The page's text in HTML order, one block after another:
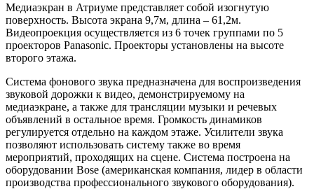
Медиаэкран в Атриуме представляет собой изогнутую
поверхность. Высота экрана 9,7м, длина – 61,2м.
Видеопроекция осуществляется из 6 точек группами по 5
проекторов Panasonic. Проекторы установлены на высоте
второго этажа.
Система фонового звука предназначена для воспроизведения
звуковой дорожки к видео, демонстрируемому на
медиаэкране, а также для трансляции музыки и речевых
объявлений в остальное время. Громкость динамиков
регулируется отдельно на каждом этаже. Усилители звука
позволяют использовать систему также во время
мероприятий, проходящих на сцене. Система построена на
оборудовании Bose (американская компания, лидер в области
производства профессионального звукового оборудования).